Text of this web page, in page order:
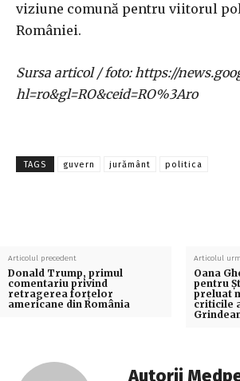
viziune comună pentru viitorul
României.
Sursa articol / foto: https://
hl=ro&gl=RO&ceid=RO%3Aro
TAGS guvern jurământ politica
Articolul precedent
Donald Trump, primul
comentariu privind
retragerea forțelor
americane din România
Articolul
Oana
pentru
preluat
criticile
Autorii